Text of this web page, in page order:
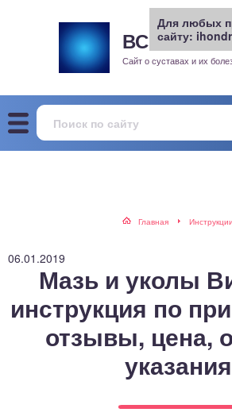
ВСЕ О
Сайт о суставах и их
Главная Инструкции
06.01.2019
Мазь и уколы
инструкция по
отзывы, цена,
указания
Для любых
сайту:
сустав